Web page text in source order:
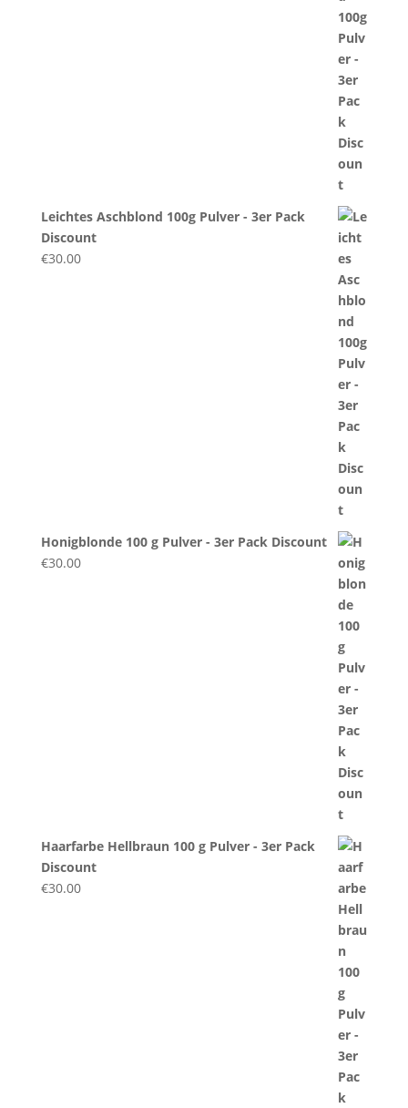
Leichtes Aschblond 100g Pulver - 3er Pack
Discount
€30.00
Honigblonde 100 g Pulver - 3er Pack Discount
€30.00
Haarfarbe Hellbraun 100 g Pulver - 3er Pack
Discount
€30.00